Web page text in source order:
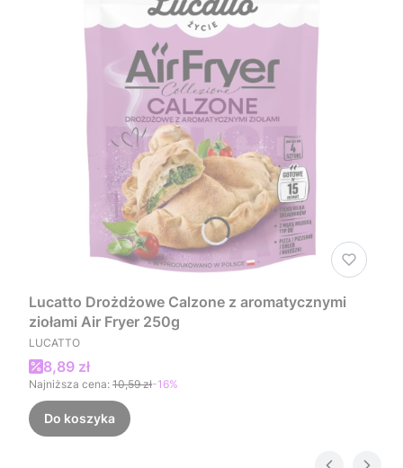
Lucatto Drożdżowe Calzone z aromatycznymi
ziołami Air Fryer 250g
PRODUCENT
LUCATTO
Cena promocyjna
8,89 zł
Najniższa cena: 10,59 zł-16%
Do koszyka